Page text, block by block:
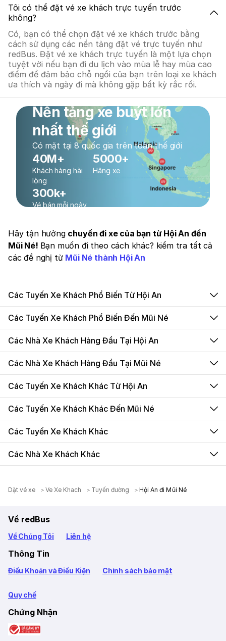
Tôi có thể đặt vé xe khách trực tuyến trước
không?
Có, bạn có thể chọn đặt vé xe khách trước bằng
cách sử dụng các nền tảng đặt vé trực tuyến như
redBus. Đặt vé xe khách trực tuyến là một lựa chọn
tuyệt vời nếu bạn đi du lịch vào mùa lễ hay mùa cao
điểm để đảm bảo chỗ ngồi của bạn trên loại xe khách
ưa thích và ngày đi mà không gặp bất kỳ rắc rối.
Nền tảng xe buýt lớn
nhất thế giới
Có mặt tại 8 quốc gia trên toàn thế giới
40M+
Khách hàng hài
lòng
5000+
Hãng xe
300k+
Vé bán mỗi ngày
Hãy tận hưởng chuyến đi xe của bạn từ Hội An đến
Mũi Né! Bạn muốn đi theo cách khác? kiểm tra tất cả
các đề nghị từ Mũi Né thành Hội An
Các Tuyến Xe Khách Phổ Biến Từ Hội An
Các Tuyến Xe Khách Phổ Biến Đến Mũi Né
Các Nhà Xe Khách Hàng Đầu Tại Hội An
Các Nhà Xe Khách Hàng Đầu Tại Mũi Né
Các Tuyến Xe Khách Khác Từ Hội An
Các Tuyến Xe Khách Khác Đến Mũi Né
Các Tuyến Xe Khách Khác
Các Nhà Xe Khách Khác
Dặt vé xe Ve Xe Khach Tuyến đường Hội An đi Mũi Né
Về redBus
Về Chúng Tôi Liên hệ
Thông Tin
Điều Khoản và Điều Kiện Chính sách bảo mật
Quy chế
Chứng Nhận